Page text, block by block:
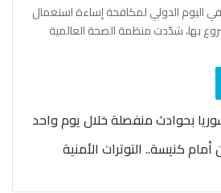
آفرين علو ـ xeber24.net في اليوم الدولي لمكافحة إساءة استعمال
بها، شدّدت منظمة الصحة العالمية
كنيسة.. التوترات الأمنية